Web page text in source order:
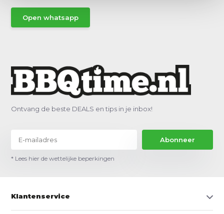
Open whatsapp
Ontvang de beste DEALS en tips in je inbox!
Abonneer
* Lees hier de wettelijke beperkingen
Klantenservice